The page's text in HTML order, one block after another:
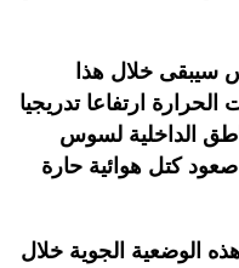
سيبقى خلال هذا
ارتفاعا تدريجيا
الداخلية لسوس
صعود كتل هوائية حارة
الوضعية الجوية خلال